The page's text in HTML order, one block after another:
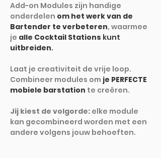
Add-on Modules zijn handige
onderdelen om het werk van de
Bartender te verbeteren, waarmee
je alle Cocktail Stations kunt
uitbreiden.
Laat je creativiteit de vrije loop.
Combineer modules om je PERFECTE
mobiele barstation te creëren.
Jij kiest de volgorde: elke module
kan gecombineerd worden met een
andere volgens jouw behoeften.